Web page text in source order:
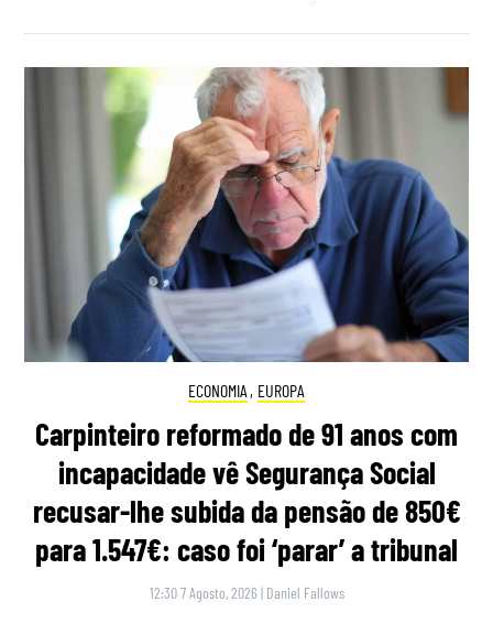
ECONOMIA , EUROPA
Carpinteiro reformado de 91 anos com
incapacidade vê Segurança Social
recusar-lhe subida da pensão de 850€
para 1.547€: caso foi ‘parar’ a tribunal
12:30 7 Agosto, 2026 | Daniel Fallows